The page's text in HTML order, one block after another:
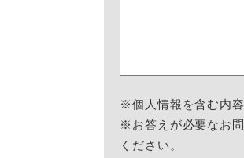
※個人情報を含む内
※お答えが必要なお
ください。